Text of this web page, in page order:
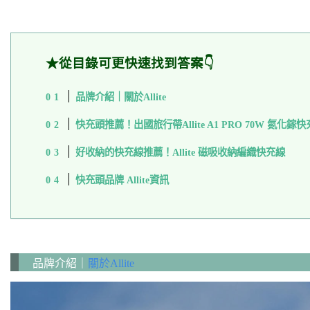
★從目錄可更快速找到答案👇
品牌介紹｜關於Allite
快充頭推薦！出國旅行帶Allite A1 PRO 70W 氮化鎵快
好收納的快充線推薦！Allite 磁吸收納編織快充線
快充頭品牌 Allite資訊
品牌介紹｜ 關於Allite